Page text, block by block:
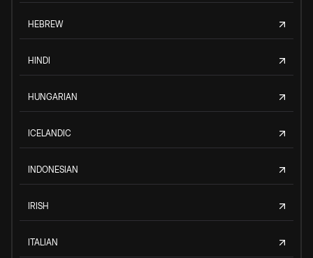
HEBREW
HINDI
HUNGARIAN
ICELANDIC
INDONESIAN
IRISH
ITALIAN